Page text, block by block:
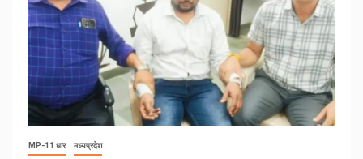
MP-11 धार मध्यप्रदेश